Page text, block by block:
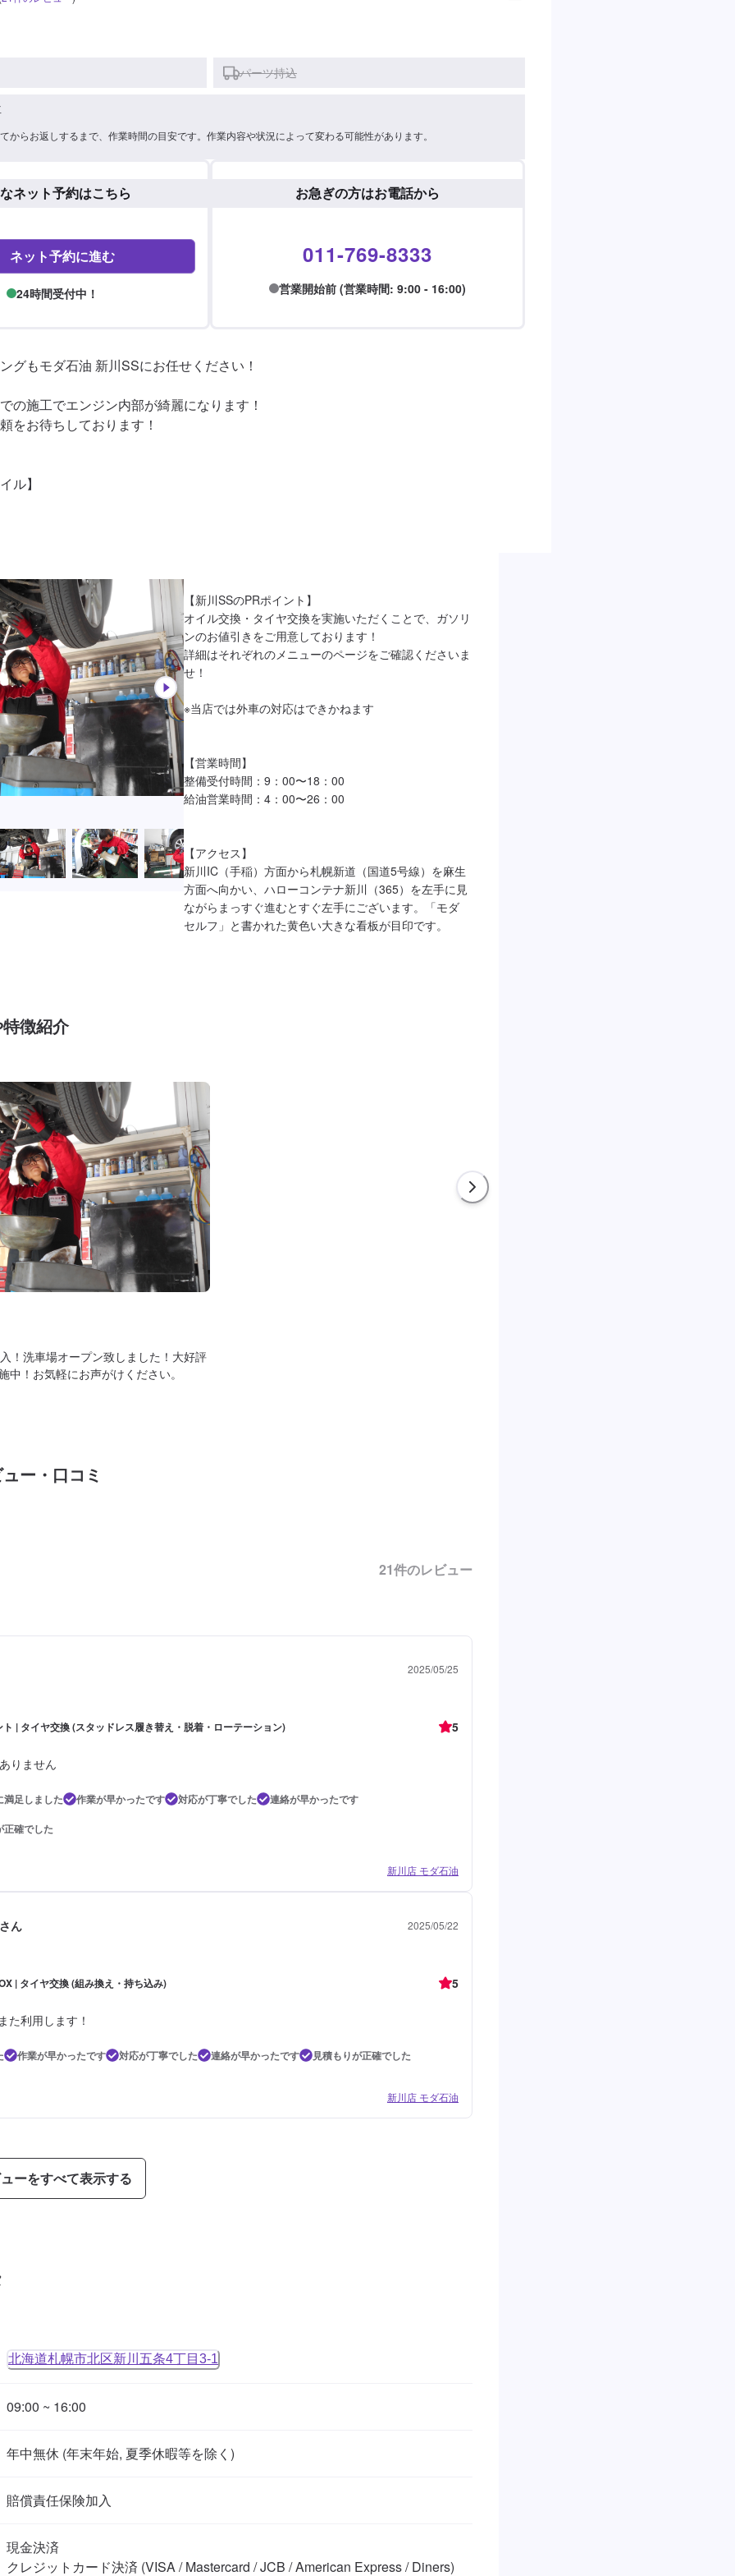
パーツ持込
からお返しするまで、作業時間の目安です。作業内容や状況によって変わる可能性があります。
ネット予約はこちら
ネット予約に進む
24時間受付中！
お急ぎの方はお電話から
011-769-8333
営業開始前 (営業時間: 9:00 - 16:00)
グもモダ石油 新川SSにお任せください！
の施工でエンジン内部が綺麗になります！
をお待ちしております！
ル】
【新川SSのPRポイント】
オイル交換・タイヤ交換を実施いただくことで、ガソリ
ンのお値引きをご用意しております！
詳細はそれぞれのメニューのページをご確認くださいま
せ！
※当店では外車の対応はできかねます
【営業時間】
整備受付時間：9：00〜18：00
給油営業時間：4：00〜26：00
【アクセス】
新川IC（手稲）方面から札幌新道（国道5号線）を麻生
方面へ向かい、ハローコンテナ新川（365）を左手に見
ながらまっすぐ進むとすぐ左手にございます。「モダ
セルフ」と書かれた黄色い大きな看板が目印です。
徴紹介
！洗車場オープン致しました！大好評
中！お気軽にお声がけください。
ー・口コミ
21件のレビュー
2025/05/25
| タイヤ交換 (スタッドレス履き替え・脱着・ローテーション) 5
りません
満足しました 作業が早かったです 対応が丁寧でした
連絡が早かったです
正確でした
新川店 モダ石油
ん 2025/05/22
| タイヤ交換 (組み換え・持ち込み) 5
た利用します！
作業が早かったです 対応が丁寧でした 連絡が早かったです 見積もりが正確でした
新川店 モダ石油
ーをすべて表示する
北海道札幌市北区新川五条4丁目3-1
09:00 ~ 16:00
年中無休 (年末年始, 夏季休暇等を除く)
賠償責任保険加入
現金決済
クレジットカード決済 (VISA / Mastercard / JCB / American Express / Diners)